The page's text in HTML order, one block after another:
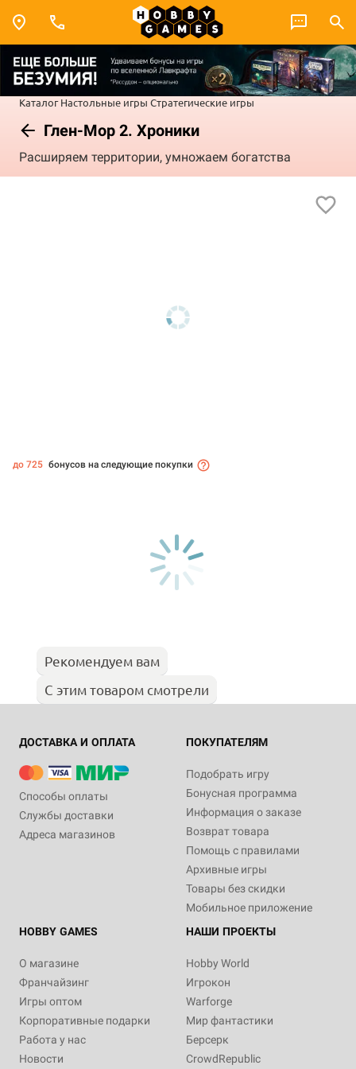
Каталог Настольные игры Стратегические игры
Глен-Мор 2. Хроники
Расширяем территории, умножаем богатства
до 725 бонусов на следующие покупки
Рекомендуем вам
С этим товаром смотрели
ДОСТАВКА И ОПЛАТА
Способы оплаты
Службы доставки
Адреса магазинов
ПОКУПАТЕЛЯМ
Подобрать игру
Бонусная программа
Информация о заказе
Возврат товара
Помощь с правилами
Архивные игры
Товары без скидки
Мобильное приложение
HOBBY GAMES
О магазине
Франчайзинг
Игры оптом
Корпоративные подарки
Работа у нас
Новости
НАШИ ПРОЕКТЫ
Hobby World
Игрокон
Warforge
Мир фантастики
Берсерк
CrowdRepublic